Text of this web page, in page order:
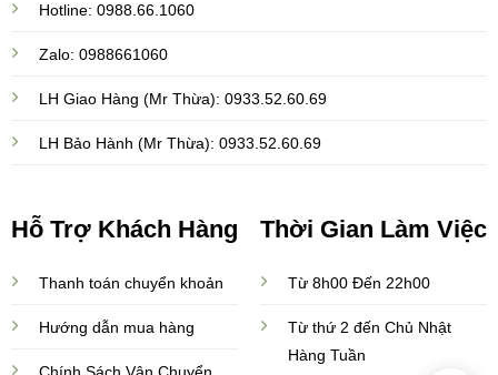
Hotline: 0988.66.1060
Zalo: 0988661060
LH Giao Hàng (Mr Thừa): 0933.52.60.69
LH Bảo Hành (Mr Thừa): 0933.52.60.69
Hỗ Trợ Khách Hàng
Thanh toán chuyển khoản
Hướng dẫn mua hàng
Thời Gian Làm Việc
Từ 8h00 Đến 22h00
Từ thứ 2 đến Chủ Nhật
Hàng Tuần